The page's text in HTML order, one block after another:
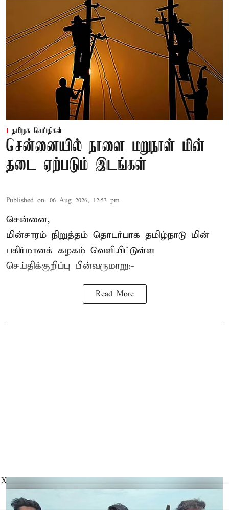
தமிழக செய்திகள்
சென்னையில் நாளை மறுநாள் மின்
தடை ஏற்படும் இடங்கள்
Published on: 06 Aug 2026, 12:53 pm
சென்னை,
மின்சாரம் நிறுத்தம் தொடர்பாக தமிழ்நாடு மின்
பகிர்மானக் கழகம் வெளியிட்டுள்ள
செய்திக்குறிப்பு பின்வருமாறு:-
Read More
X